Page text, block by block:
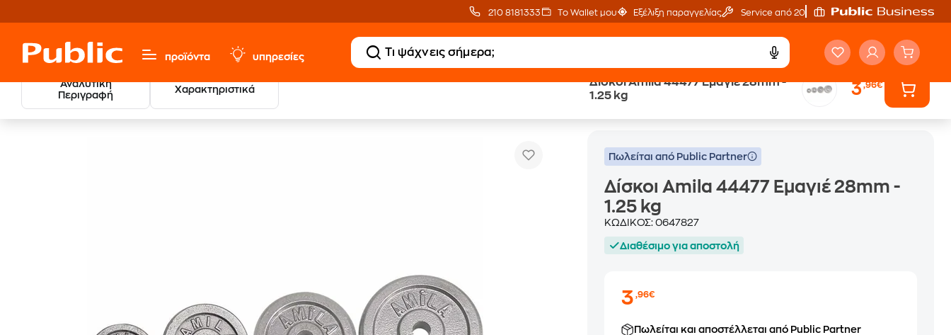
210 8181333 Το Wallet μου Εξέλιξη παραγγελίας Service από 20'
προϊόντα υπηρεσίες
Αναλυτική
Περιγραφή
Χαρακτηριστικά
Δίσκοι Amila 44477 Εμαγιέ 28mm -
1.25 kg
3,96€
Sports, Fitness & Hobbies
Δίσκοι Amila 44477 Εμαγιέ 28mm - 1.25 kg
Πωλείται από Public Partner
Δίσκοι Amila 44477 Εμαγιέ 28mm -
1.25 kg
ΚΩΔΙΚΟΣ:0647827
Διαθέσιμο για αποστολή
3,96€
Πωλείται και αποστέλλεται από Public Partner